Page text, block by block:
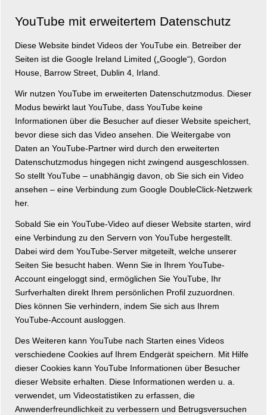
YouTube mit erweitertem Datenschutz
Diese Website bindet Videos der YouTube ein. Betreiber der
Seiten ist die Google Ireland Limited („Google“), Gordon
House, Barrow Street, Dublin 4, Irland.
Wir nutzen YouTube im erweiterten Datenschutzmodus. Dieser
Modus bewirkt laut YouTube, dass YouTube keine
Informationen über die Besucher auf dieser Website speichert,
bevor diese sich das Video ansehen. Die Weitergabe von
Daten an YouTube-Partner wird durch den erweiterten
Datenschutzmodus hingegen nicht zwingend ausgeschlossen.
So stellt YouTube – unabhängig davon, ob Sie sich ein Video
ansehen – eine Verbindung zum Google DoubleClick-Netzwerk
her.
Sobald Sie ein YouTube-Video auf dieser Website starten, wird
eine Verbindung zu den Servern von YouTube hergestellt.
Dabei wird dem YouTube-Server mitgeteilt, welche unserer
Seiten Sie besucht haben. Wenn Sie in Ihrem YouTube-
Account eingeloggt sind, ermöglichen Sie YouTube, Ihr
Surfverhalten direkt Ihrem persönlichen Profil zuzuordnen.
Dies können Sie verhindern, indem Sie sich aus Ihrem
YouTube-Account ausloggen.
Des Weiteren kann YouTube nach Starten eines Videos
verschiedene Cookies auf Ihrem Endgerät speichern. Mit Hilfe
dieser Cookies kann YouTube Informationen über Besucher
dieser Website erhalten. Diese Informationen werden u. a.
verwendet, um Videostatistiken zu erfassen, die
Anwenderfreundlichkeit zu verbessern und Betrugsversuchen